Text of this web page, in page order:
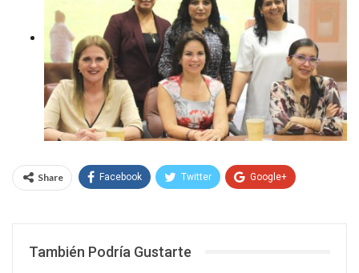
Share Facebook Twitter Google+
También Podría Gustarte